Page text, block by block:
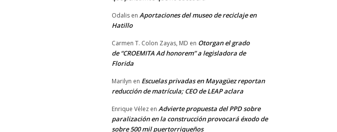
Odalis en Aportaciones del museo de reciclaje en
Hatillo
Carmen T. Colon Zayas, MD en Otorgan el grado
de “CROEMITA Ad honorem” a legisladora de
Florida
Marilyn en Escuelas privadas en Mayagüez reportan
reducción de matrícula; CEO de LEAP aclara
Enrique Vélez en Advierte propuesta del PPD sobre
paralización en la construcción provocará éxodo de
sobre 500 mil puertorriqueños